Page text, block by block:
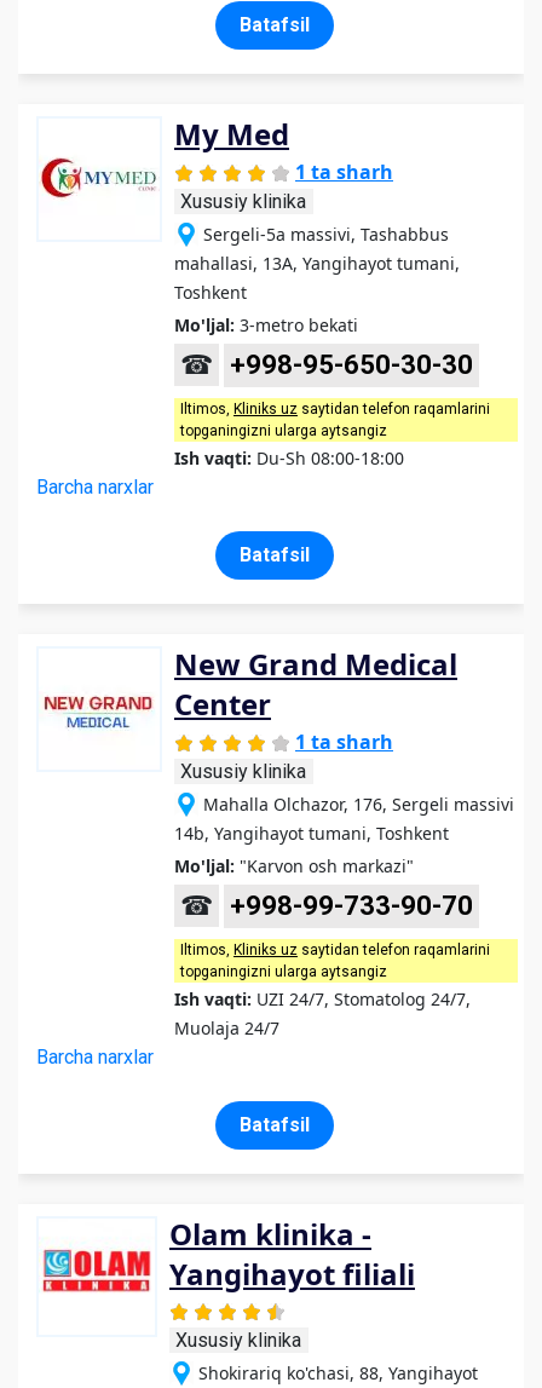
Batafsil
My Med
1 ta sharh
Xususiy klinika
Sergeli-5a massivi, Tashabbus
mahallasi, 13A, Yangihayot tumani,
Toshkent
Mo'ljal: 3-metro bekati
☎ +998-95-650-30-30
Iltimos, Kliniks uz saytidan telefon raqamlarini
topganingizni ularga aytsangiz
Ish vaqti: Du-Sh 08:00-18:00
Barcha narxlar
Batafsil
New Grand Medical
Center
1 ta sharh
Xususiy klinika
Mahalla Olchazor, 176, Sergeli massivi
14b, Yangihayot tumani, Toshkent
Mo'ljal: "Karvon osh markazi"
☎ +998-99-733-90-70
Iltimos, Kliniks uz saytidan telefon raqamlarini
topganingizni ularga aytsangiz
Ish vaqti: UZI 24/7, Stomatolog 24/7,
Muolaja 24/7
Barcha narxlar
Batafsil
Olam klinika -
Yangihayot filiali
Xususiy klinika
Shokirariq ko'chasi, 88, Yangihayot